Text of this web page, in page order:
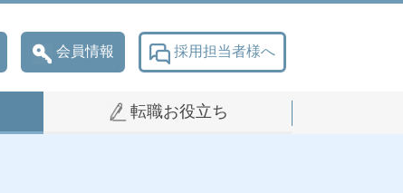
会員情報 採用担当者様へ
転職お役立ち